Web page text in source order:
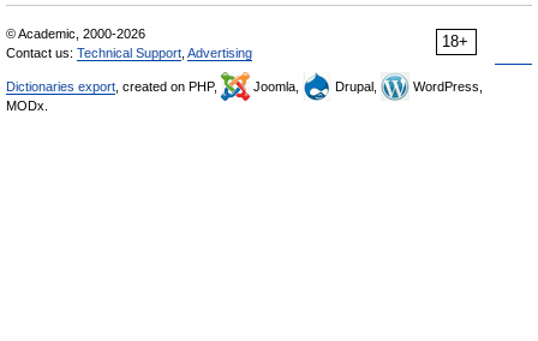
18+
© Academic, 2000-2026
Contact us: Technical Support Advertising
Dictionaries export , created on PHP, Joomla, Drupal,
WordPress,
MODx.